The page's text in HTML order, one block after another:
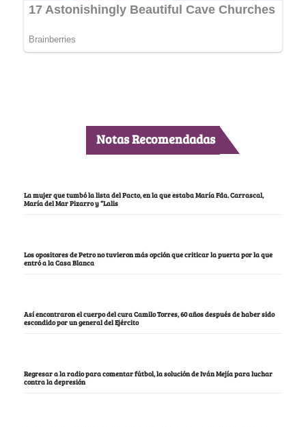
Notas Recomendadas
La mujer que tumbó la lista del Pacto, en la que estaba María Fda. Carrascal,
María del Mar Pizarro y “Lalis
Los opositores de Petro no tuvieron más opción que criticar la puerta por la que
entró a la Casa Blanca
Así encontraron el cuerpo del cura Camilo Torres, 60 años después de haber sido
escondido por un general del Ejército
Regresar a la radio para comentar fútbol, la solución de Iván Mejía para luchar
contra la depresión